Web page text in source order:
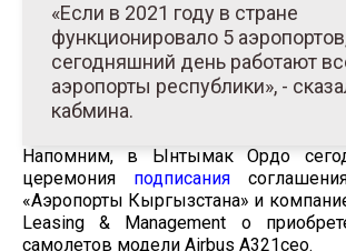
«Если в 2021 году в стране
функционировало 5
сегодняшний день работают
аэропорты республики», -
кабмина.
Напомним, в Ынтымак Ордо
церемония подписания
«Аэропорты Кыргызстана» и
Leasing & Management о
самолетов модели Airbus А321ceo.